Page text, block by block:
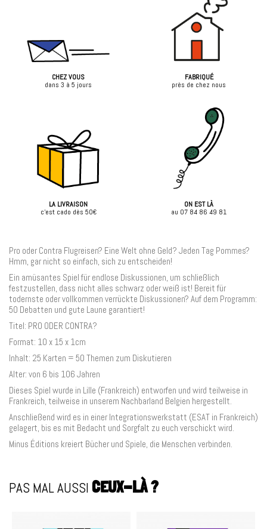
CHEZ VOUS
dans 3 à 5 jours
FABRIQUÉ
près de chez nous
LA LIVRAISON
c'est cado dès 50€
ON EST LÀ
au 07 84 86 49 81
Pro oder Contra Flugreisen? Eine Welt ohne Geld? Jeden Tag Pommes?
Hmm, gar nicht so einfach, sich zu entscheiden!
Ein amüsantes Spiel für endlose Diskussionen, um schließlich
festzustellen, dass nicht alles schwarz oder weiß ist! Bereit für
todernste oder vollkommen verrückte Diskussionen? Auf dem Programm:
50 Debatten und gute Laune garantiert!
Titel: PRO ODER CONTRA?
Format: 10 x 15 x 1cm
Inhalt: 25 Karten = 50 Themen zum Diskutieren
Alter: von 6 bis 106 Jahren
Dieses Spiel wurde in Lille (Frankreich) entworfen und wird teilweise in
Frankreich, teilweise in unserem Nachbarland Belgien hergestellt.
Anschließend wird es in einer Integrationswerkstatt (ESAT in Frankreich)
gelagert, bis es mit Bedacht und Sorgfalt zu euch verschickt wird.
Minus Éditions kreiert Bücher und Spiele, die Menschen verbinden.
PAS MAL AUSSI CEUX-LÀ ?